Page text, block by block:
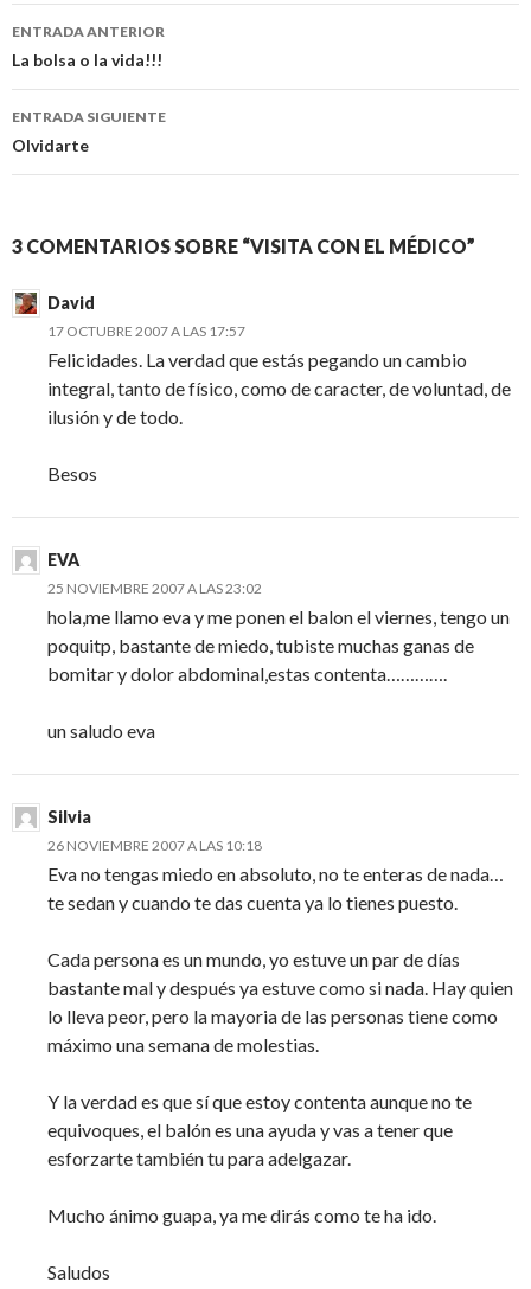
Navegación
de
entradas
ENTRADA ANTERIOR
La bolsa o la vida!!!
ENTRADA SIGUIENTE
Olvidarte
3 COMENTARIOS SOBRE “VISITA CON EL MÉDICO”
David
17 OCTUBRE 2007 A LAS 17:57
Felicidades. La verdad que estás pegando un cambio
integral, tanto de físico, como de caracter, de voluntad, de
ilusión y de todo.
Besos
EVA
25 NOVIEMBRE 2007 A LAS 23:02
hola,me llamo eva y me ponen el balon el viernes, tengo un
poquitp, bastante de miedo, tubiste muchas ganas de
bomitar y dolor abdominal,estas contenta………….
un saludo eva
Silvia
26 NOVIEMBRE 2007 A LAS 10:18
Eva no tengas miedo en absoluto, no te enteras de nada…
te sedan y cuando te das cuenta ya lo tienes puesto.
Cada persona es un mundo, yo estuve un par de días
bastante mal y después ya estuve como si nada. Hay quien
lo lleva peor, pero la mayoria de las personas tiene como
máximo una semana de molestias.
Y la verdad es que sí que estoy contenta aunque no te
equivoques, el balón es una ayuda y vas a tener que
esforzarte también tu para adelgazar.
Mucho ánimo guapa, ya me dirás como te ha ido.
Saludos